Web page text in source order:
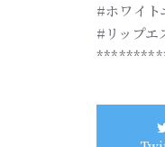
#ホワイト
#リップ